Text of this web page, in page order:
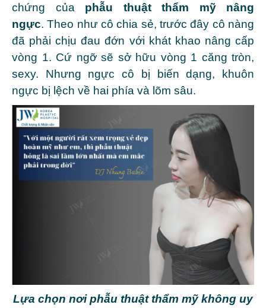
chứng của phẫu thuật thẩm mỹ nâng
ngực.Theo như cô chia sẻ, trước đây cô nàng
đã phải chịu đau đớn với khát khao nâng cấp
vòng 1. Cứ ngỡ sẽ sở hữu vòng 1 căng tròn,
sexy. Nhưng ngực cô bị biến dạng, khuôn
ngực bị lệch về hai phía và lõm sâu.
Lựa chọn nơi phẫu thuật thẩm mỹ không uy